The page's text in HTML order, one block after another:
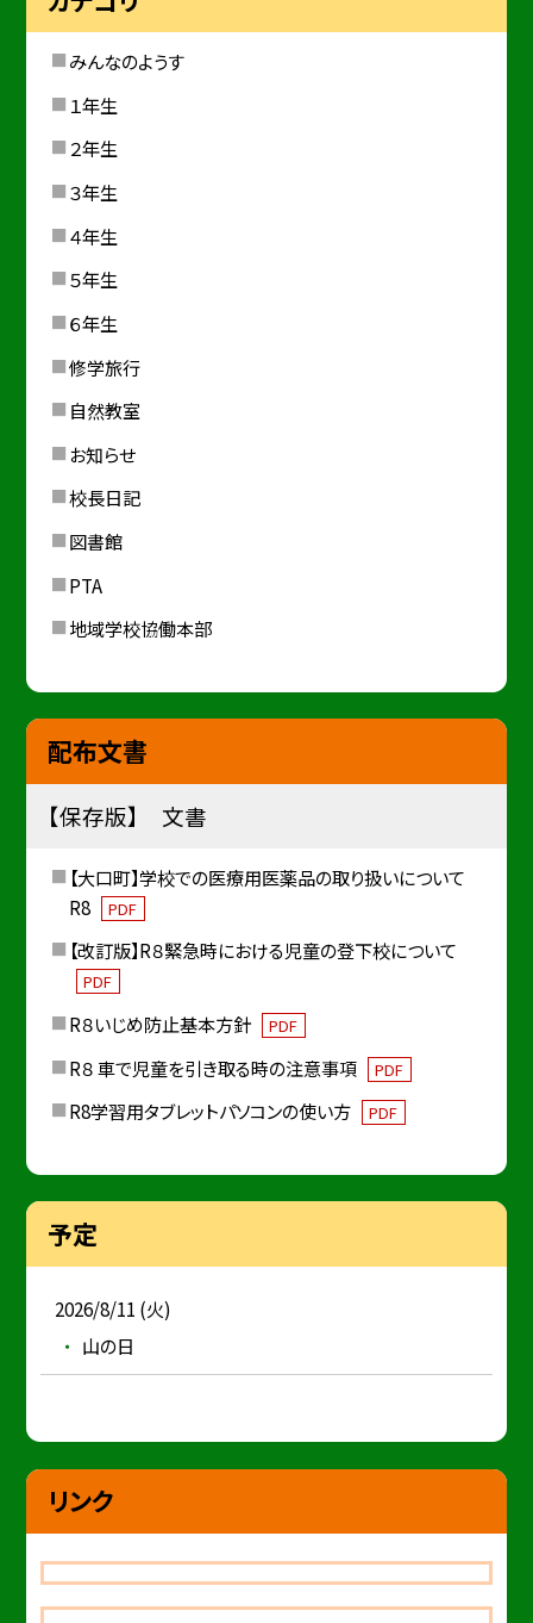
みんなのようす
１年生
２年生
３年生
４年生
５年生
６年生
修学旅行
自然教室
お知らせ
校長日記
図書館
PTA
地域学校協働本部
配布文書
【保存版】 文書
【大口町】学校での医療用医薬品の取り扱いについて
R8
PDF
【改訂版】R８緊急時における児童の登下校について
PDF
R８いじめ防止基本方針 PDF
R８ 車で児童を引き取る時の注意事項 PDF
R8学習用タブレットパソコンの使い方 PDF
予定
2026/8/11 (火)
山の日
リンク